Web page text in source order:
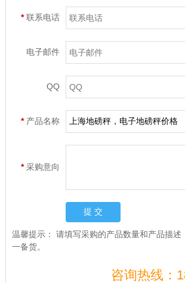
*联系电话
电子邮件
QQ
* 产品名称
*采购意向
温馨提示： 请填写采购的产品数量和产品描述
一备货。
咨询热线：